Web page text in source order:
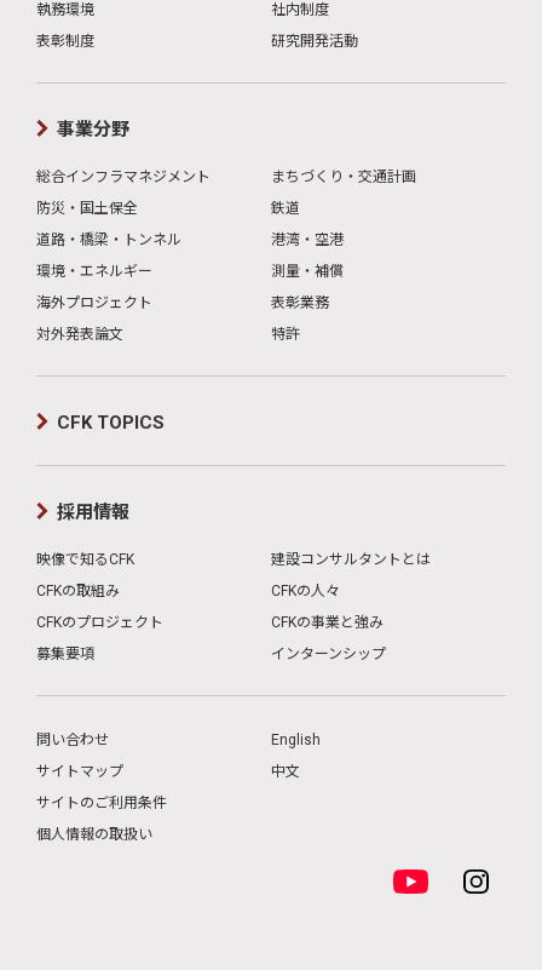
執務環境
社内制度
表彰制度
研究開発活動
事業分野
総合インフラマネジメント
まちづくり・交通計画
防災・国土保全
鉄道
道路・橋梁・トンネル
港湾・空港
環境・エネルギー
測量・補償
海外プロジェクト
表彰業務
対外発表論文
特許
CFK TOPICS
採用情報
映像で知るCFK
建設コンサルタントとは
CFKの取組み
CFKの人々
CFKのプロジェクト
CFKの事業と強み
募集要項
インターンシップ
問い合わせ
サイトマップ
サイトのご利用条件
個人情報の取扱い
English
中文